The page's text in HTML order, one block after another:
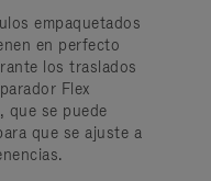
empaquetados
en perfecto
los traslados
Flex
que se puede
que se ajuste a